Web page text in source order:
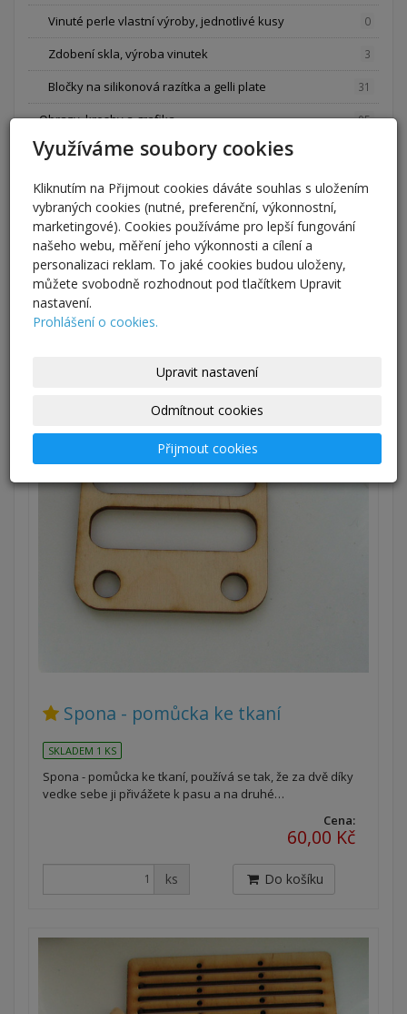
Vinuté perle vlastní výroby, jednotlivé kusy 0
Zdobení skla, výroba vinutek 3
Bločky na silikonová razítka a gelli plate 31
Obrazy, kresby a grafika 95
Počítačová grafika
Blahopřání 27
Svatební a jiná oznámení
Obrazy
Oblíbené produkty
Spona - pomůcka ke tkaní
SKLADEM 1 KS
Spona - pomůcka ke tkaní, používá se tak, že za dvě díky
vedke sebe ji přivážete k pasu a na druhé…
Cena:
60,00 Kč
ks Do košíku
Využíváme soubory cookies
Kliknutím na Přijmout cookies dáváte souhlas s uložením
vybraných cookies (nutné, preferenční, výkonnostní,
marketingové). Cookies používáme pro lepší fungování
našeho webu, měření jeho výkonnosti a cílení a
personalizaci reklam. To jaké cookies budou uloženy,
můžete svobodně rozhodnout pod tlačítkem Upravit
nastavení.
Prohlášení o cookies.
Upravit nastavení
Odmítnout cookies
Přijmout cookies